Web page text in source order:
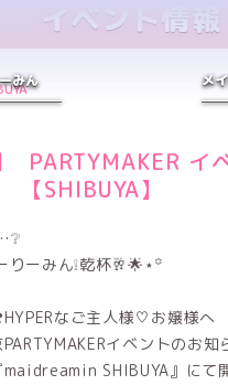
みん メ
イベント情報
PARTYMAKER イ
SHIBUYA】
りーみん❕乾杯🥂🌟⋆꙳
なご主人様♡お嬢様へ
イベントのお知
SHIBUYA』にて